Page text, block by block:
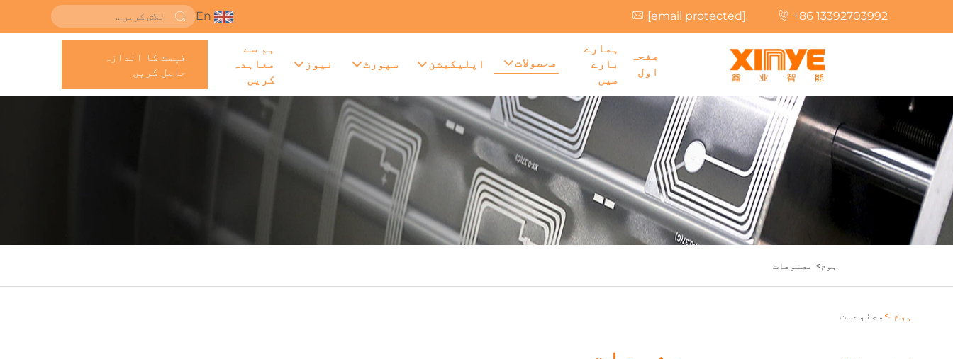
[email protected] +86 13392703992
En
صفحہ
اول
ہمارے
بارے
میں
محصولات اپلیکیشن سپورٹ نیوز
ہم سے
معاہدہ
کریں
قیمت کا اندازہ
حاصل کریں
ہوم> مصنوعات
ہوم > مصنوعات